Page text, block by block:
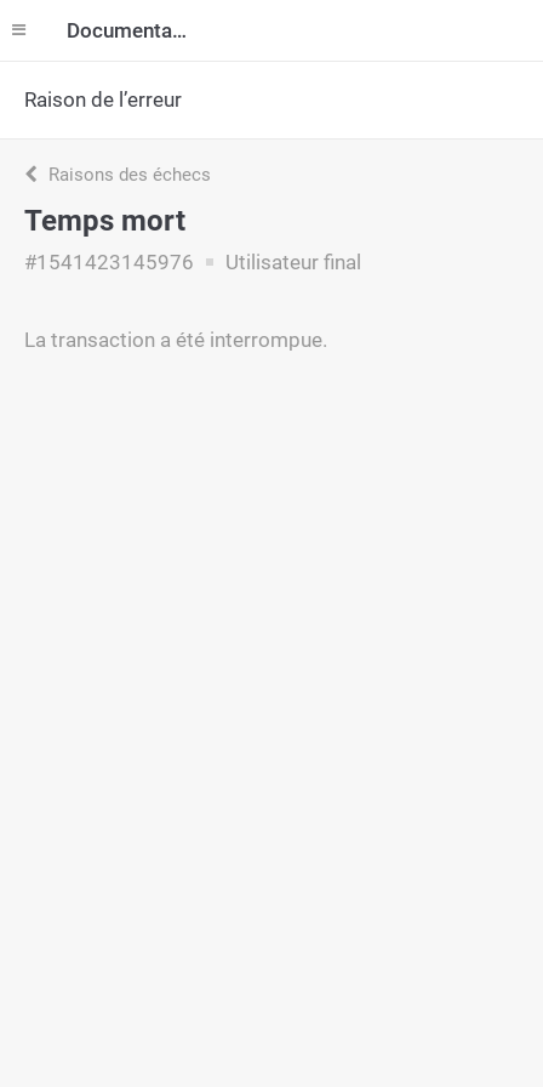
Documentation
Raison de l’erreur
Raisons des échecs
Temps mort
#1541423145976 Utilisateur final
La transaction a été interrompue.